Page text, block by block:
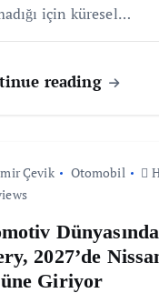
için küresel…
reading
Çevik Otomobil
2027’de
Giriyor